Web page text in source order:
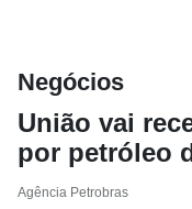
Negócios
União vai
por petróleo
Agência Petrobras